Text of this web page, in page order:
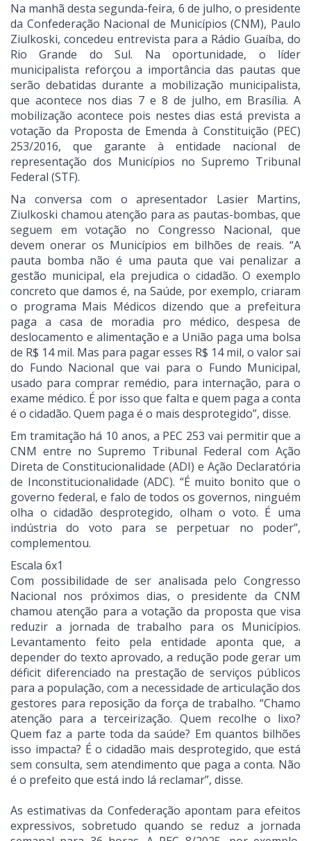
Na manhã desta segunda-feira, 6 de julho, o presidente
da Confederação Nacional de Municípios (CNM), Paulo
Ziulkoski, concedeu entrevista para a Rádio Guaíba, do
Rio Grande do Sul. Na oportunidade, o líder
municipalista reforçou a importância das pautas que
serão debatidas durante a mobilização municipalista,
que acontece nos dias 7 e 8 de julho, em Brasília. A
mobilização acontece pois nestes dias está prevista a
votação da Proposta de Emenda à Constituição (PEC)
253/2016, que garante à entidade nacional de
representação dos Municípios no Supremo Tribunal
Federal (STF).
Na conversa com o apresentador Lasier Martins,
Ziulkoski chamou atenção para as pautas-bombas, que
seguem em votação no Congresso Nacional, que
devem onerar os Municípios em bilhões de reais. “A
pauta bomba não é uma pauta que vai penalizar a
gestão municipal, ela prejudica o cidadão. O exemplo
concreto que damos é, na Saúde, por exemplo, criaram
o programa Mais Médicos dizendo que a prefeitura
paga a casa de moradia pro médico, despesa de
deslocamento e alimentação e a União paga uma bolsa
de R$ 14 mil. Mas para pagar esses R$ 14 mil, o valor sai
do Fundo Nacional que vai para o Fundo Municipal,
usado para comprar remédio, para internação, para o
exame médico. É por isso que falta e quem paga a conta
é o cidadão. Quem paga é o mais desprotegido”, disse.
Em tramitação há 10 anos, a PEC 253 vai permitir que a
CNM entre no Supremo Tribunal Federal com Ação
Direta de Constitucionalidade (ADI) e Ação Declaratória
de Inconstitucionalidade (ADC). “É muito bonito que o
governo federal, e falo de todos os governos, ninguém
olha o cidadão desprotegido, olham o voto. É uma
indústria do voto para se perpetuar no poder”,
complementou.
Escala 6x1
Com possibilidade de ser analisada pelo Congresso
Nacional nos próximos dias, o presidente da CNM
chamou atenção para a votação da proposta que visa
reduzir a jornada de trabalho para os Municípios.
Levantamento feito pela entidade aponta que, a
depender do texto aprovado, a redução pode gerar um
déficit diferenciado na prestação de serviços públicos
para a população, com a necessidade de articulação dos
gestores para reposição da força de trabalho. “Chamo
atenção para a terceirização. Quem recolhe o lixo?
Quem faz a parte toda da saúde? Em quantos bilhões
isso impacta? É o cidadão mais desprotegido, que está
sem consulta, sem atendimento que paga a conta. Não
é o prefeito que está indo lá reclamar”, disse.
As estimativas da Confederação apontam para efeitos
expressivos, sobretudo quando se reduz a jornada